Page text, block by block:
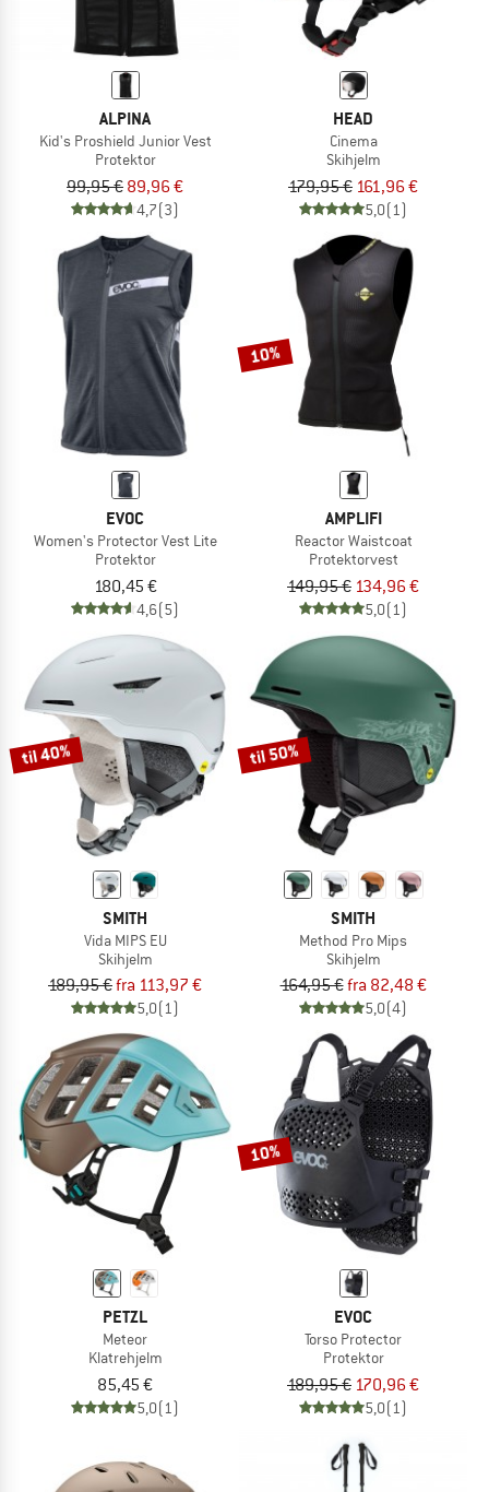
ALPINA
Kid's Proshield Junior Vest
Protektor
99,95 € 89,96 €
4,7(3)
HEAD
Cinema
Skihjelm
179,95 € 161,96 €
5,0(1)
EVOC
Women's Protector Vest Lite
Protektor
180,45 €
4,6(5)
10%
AMPLIFI
Reactor Waistcoat
Protektorvest
149,95 € 134,96 €
5,0(1)
til 40%
SMITH
Vida MIPS EU
Skihjelm
189,95 €fra 113,97 €
5,0(1)
til 50%
SMITH
Method Pro Mips
Skihjelm
164,95 €fra 82,48 €
5,0(4)
PETZL
Meteor
Klatrehjelm
85,45 €
5,0(1)
10%
EVOC
Torso Protector
Protektor
189,95 € 170,96 €
5,0(1)